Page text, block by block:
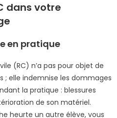
dans votre
en pratique
(RC) n’a pas pour objet de
; elle indemnise les dommages
la pratique : blessures
de son matériel.
heurte un autre élève, vous